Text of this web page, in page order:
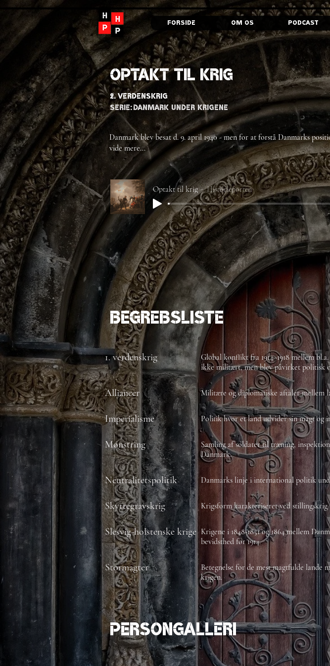
Forside Om os Podcast
Optakt til krig
2. Verdenskrig
Serie:Danmark Under Krigene
Danmark blev besat d. 9. april 1940 - men for at forstå Danmarks
vide mere...
Optakt til krig Historieporten
Begrebsliste
1. verdenskrig
Global konflikt fra 1914–1918 mellem
ikke militært, men blev påvirket politisk
Alliancer Militære og diplomatiske aftaler mellem
Imperialisme Politik hvor et land udvider sin magt og
Mønstring
Samling af soldater til træning,
Danmark.
Neutralitetspolitik Danmarks linje i international politik
Skyttegravskrig Krigsform karakteriseret ved
Slesvig-holstenske krige Krigene i 1848-1851 og 1864 mellem
bevidsthed før 1914.
Stormagter
Betegnelse for de mest magtfulde lande
krigen.
Persongalleri